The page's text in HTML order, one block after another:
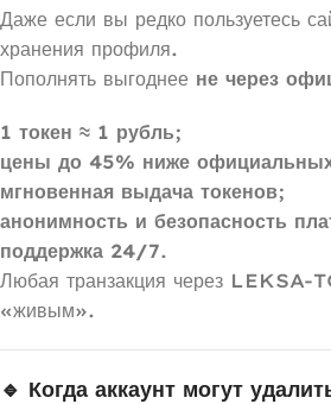
Даже если вы редко пользуетесь
хранения профиля.
Пополнять выгоднее не через
1 токен ≈ 1 рубль;
цены до 45% ниже
мгновенная выдача токенов;
анонимность и безопасность
поддержка 24/7.
Любая транзакция через LEKSA-
«живым».
🔹 Когда аккаунт могут